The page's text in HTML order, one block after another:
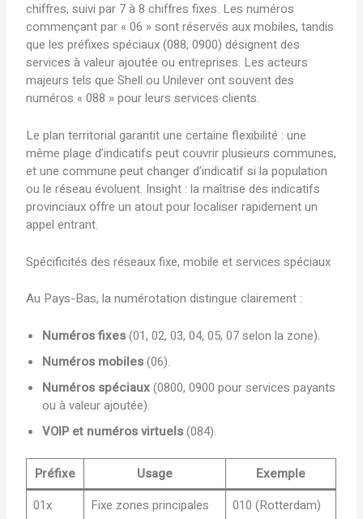
chiffres, suivi par 7 à 8 chiffres fixes. Les numéros
commençant par « 06 » sont réservés aux mobiles, tandis
que les préfixes spéciaux (088, 0900) désignent des
services à valeur ajoutée ou entreprises. Les acteurs
majeurs tels que Shell ou Unilever ont souvent des
numéros « 088 » pour leurs services clients.
Le plan territorial garantit une certaine flexibilité : une
même plage d’indicatifs peut couvrir plusieurs communes,
et une commune peut changer d’indicatif si la population
ou le réseau évoluent. Insight : la maîtrise des indicatifs
provinciaux offre un atout pour localiser rapidement un
appel entrant.
Spécificités des réseaux fixe, mobile et services spéciaux
Au Pays-Bas, la numérotation distingue clairement :
Numéros fixes(01, 02, 03, 04, 05, 07 selon la zone).
Numéros mobiles(06).
Numéros spéciaux(0800, 0900 pour services payants
ou à valeur ajoutée).
VOIP et numéros virtuels(084).
Préfixe Usage
Exemple
01x
Fixe zones principales
010 (Rotterdam)